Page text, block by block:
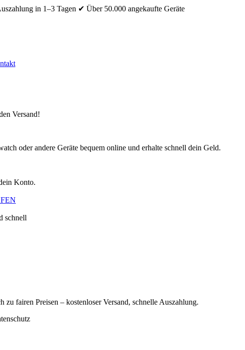
in 1–3 Tagen ✔ Über 50.000 angekaufte Geräte
Versand!
oder andere Geräte bequem online und erhalte schnell dein Geld.
Konto.
schnell
zu fairen Preisen – kostenloser Versand, schnelle Auszahlung.